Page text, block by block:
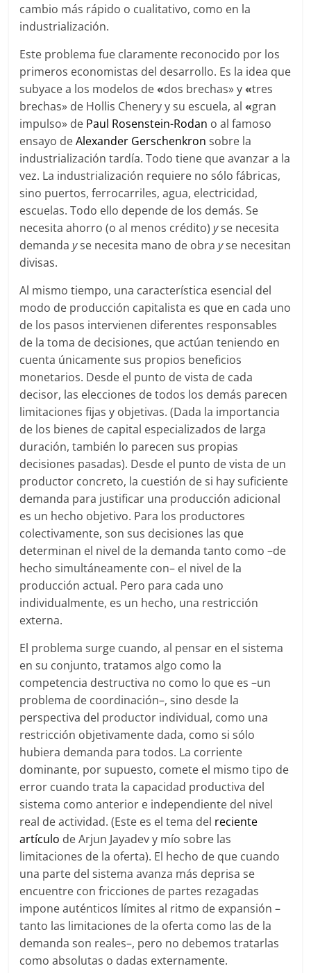
cambio más rápido o cualitativo, como en la
industrialización.
Este problema fue claramente reconocido por los
primeros economistas del desarrollo. Es la idea que
subyace a los modelos de«dos brechas» y«tres
brechas» de Hollis Chenery y su escuela, al«gran
impulso» de Paul Rosenstein-Rodan o al famoso
ensayo deAlexander Gerschenkron sobre la
industrialización tardía. Todo tiene que avanzar a la
vez. La industrialización requiere no sólo fábricas,
sino puertos, ferrocarriles, agua, electricidad,
escuelas. Todo ello depende de los demás. Se
necesita ahorro (o al menos crédito)yse necesita
demandayse necesita mano de obrayse necesitan
divisas.
Al mismo tiempo, una característica esencial del
modo de producción capitalista es que en cada uno
de los pasos intervienen diferentes responsables
de la toma de decisiones, que actúan teniendo en
cuenta únicamente sus propios beneficios
monetarios. Desde el punto de vista de cada
decisor, las elecciones de todos los demás parecen
limitaciones fijas y objetivas. (Dada la importancia
de los bienes de capital especializados de larga
duración, también lo parecen sus propias
decisiones pasadas). Desde el punto de vista de un
productor concreto, la cuestión de si hay suficiente
demanda para justificar una producción adicional
es un hecho objetivo. Para los productores
colectivamente, son sus decisiones las que
determinan el nivel de la demanda tanto como –de
hecho simultáneamente con– el nivel de la
producción actual. Pero para cada uno
individualmente, es un hecho, una restricción
externa.
El problema surge cuando, al pensar en el sistema
en su conjunto, tratamos algo como la
competencia destructiva no como lo que es –un
problema de coordinación–, sino desde la
perspectiva del productor individual, como una
restricción objetivamente dada, como si sólo
hubiera demanda para todos. La corriente
dominante, por supuesto, comete el mismo tipo de
error cuando trata la capacidad productiva del
sistema como anterior e independiente del nivel
real de actividad. (Este es el tema del reciente
artículo de Arjun Jayadev y mío sobre las
limitaciones de la oferta). El hecho de que cuando
una parte del sistema avanza más deprisa se
encuentre con fricciones de partes rezagadas
impone auténticos límites al ritmo de expansión –
tanto las limitaciones de la oferta como las de la
demanda son reales–, pero no debemos tratarlas
como absolutas o dadas externamente.